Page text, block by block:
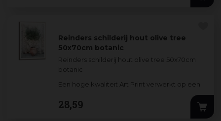
Reinders schilderij hout olive tree
50x70cm botanic
Reinders schilderij hout olive tree 50x70cm
botanic
Een hoge kwaliteit Art Print verwerkt op een
3mm dik MDF-bord. De stijlvolle prints worden
omlijst door een du
28,59